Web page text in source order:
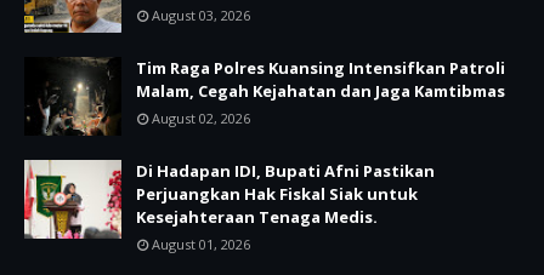
August 03, 2026
Tim Raga Polres Kuansing Intensifkan Patroli
Malam, Cegah Kejahatan dan Jaga Kamtibmas
August 02, 2026
Di Hadapan IDI, Bupati Afni Pastikan
Perjuangkan Hak Fiskal Siak untuk
Kesejahteraan Tenaga Medis.
August 01, 2026